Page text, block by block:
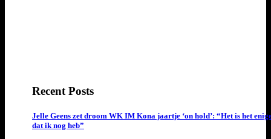
Recent Posts
Jelle Geens zet droom WK IM Kona jaartje ‘on hold’: “Het is het
dat ik nog heb”